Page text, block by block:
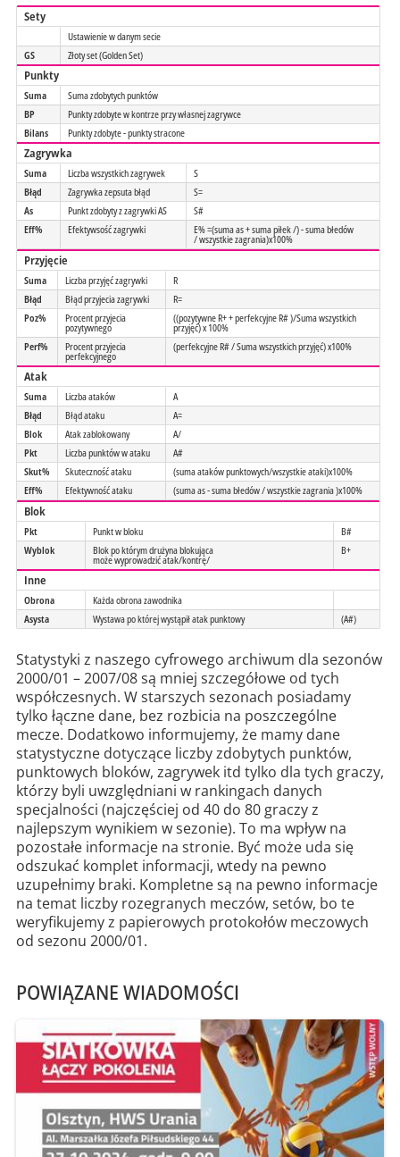
Sety
Ustawienie w danym secie
GS
Złoty set (Golden Set)
Punkty
Suma
Suma zdobytych punktów
BP
Punkty zdobyte w kontrze przy własnej zagrywce
Bilans
Punkty zdobyte - punkty stracone
Zagrywka
Suma Liczba wszystkich zagrywek
S
Błąd
Zagrywka zepsuta błąd
S=
As
Punkt zdobyty z zagrywki AS
S#
Eff%
Efektywsość zagrywki E% =(suma as + suma piłek /) - suma błedów
/ wszystkie zagrania)x100%
Przyjęcie
Suma Liczba przyjęć zagrywki
R
Błąd
Błąd przyjecia zagrywki
R=
Poz%
Procent przyjecia
pozytywnego
((pozytywne R+ + perfekcyjne R# )/Suma wszystkich
przyjęć) x 100%
Perf%
Procent przyjecia
perfekcyjnego
(perfekcyjne R# / Suma wszystkich przyjęć) x100%
Atak
Suma Liczba ataków
A
Błąd
Błąd ataku
A=
Blok
Atak zablokowany
A/
Pkt
Liczba punktów w ataku
A#
Skut%
Skuteczność ataku
(suma ataków punktowych/wszystkie ataki)x100%
Eff%
Efektywność ataku (suma as - suma błedów / wszystkie zagrania )x100%
Blok
Pkt Punkt w bloku
B#
Wyblok
Blok po którym drużyna blokująca
może wyprowadzić atak/kontrę/
B+
Inne
Obrona
Każda obrona zawodnika
Asysta
Wystawa po której wystąpił atak punktowy (A#)
Statystyki z naszego cyfrowego archiwum dla sezonów
2000/01 – 2007/08 są mniej szczegółowe od tych
współczesnych. W starszych sezonach posiadamy
tylko łączne dane, bez rozbicia na poszczególne
mecze. Dodatkowo informujemy, że mamy dane
statystyczne dotyczące liczby zdobytych punktów,
punktowych bloków, zagrywek itd tylko dla tych graczy,
którzy byli uwzględniani w rankingach danych
specjalności (najczęściej od 40 do 80 graczy z
najlepszym wynikiem w sezonie). To ma wpływ na
pozostałe informacje na stronie. Być może uda się
odszukać komplet informacji, wtedy na pewno
uzupełnimy braki. Kompletne są na pewno informacje
na temat liczby rozegranych meczów, setów, bo te
weryfikujemy z papierowych protokołów meczowych
od sezonu 2000/01.
POWIĄZANE WIADOMOŚCI